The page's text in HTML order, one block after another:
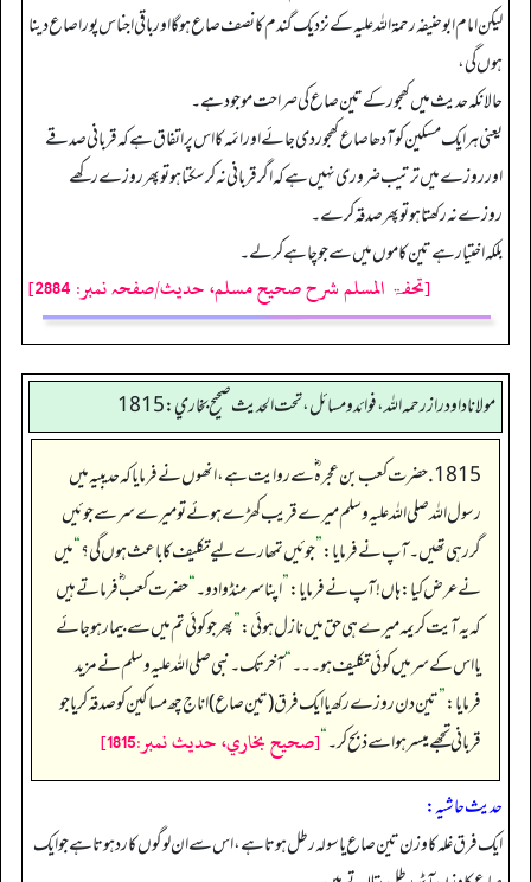
لیکن امام ابوحنیفہ رحمۃ اللہ علیہ کے نزدیک گندم کا نصف صاع ہوگا اور باقی اجناس پورا صاع دینا
ہوں گی،
حالانکہ حدیث میں کھجور کے تین صاع کی صراحت موجود ہے۔
یعنی ہر ایک مسکین کو آدھا صاع کھجور دی جائے اور ائمہ کا اس پر اتفاق ہے کہ قربانی صدقے
اورروزے میں ترتیب ضروری نہیں ہے کہ اگر قربانی نہ کرسکتا ہو تو پھر روزے رکھے
روزے نہ رکھتا ہو تو پھر صدقہ کرے۔
بلکہ اختیار ہے تین کاموں میں سے جو چاہے کرلے۔
[تحفۃ المسلم شرح صحیح مسلم، حدیث/صفحہ نمبر: 2884]
مولانا داود راز رحمه الله، فوائد و مسائل، تحت الحديث صحيح بخاري: 1815
1815. حضرت کعب بن عجرہ ؓ سے روایت ہے، انھوں نے فرمایا کہ حدیبیہ میں
رسول اللہ صلی اللہ علیہ وسلم میرے قریب کھڑے ہوئے تو میرے سر سے جوئیں
گررہی تھیں۔ آپ نے فرمایا:”جو ئیں تمھارے لیے تکلیف کا باعث ہوں گی؟“میں
نے عرض کیا: ہاں!آپ نے فرمایا:”اپنا سر منڈوادو۔“حضرت کعب ؓ فرماتے ہیں
کہ یہ آیت کریمہ میرے ہی حق میں نازل ہوئی:”پھر جو کوئی تم میں سے بیمارہو جائے
یا اس کے سر میں کوئی تکلیف ہو۔۔۔“آخر تک۔ نبی صلی اللہ علیہ وسلم نے مزید
فرمایا:”تین دن روزے رکھ یا ایک فرق (تین صاع) اناج چھ مساکین کو صدقہ کریا جو
قربانی تجھے میسر ہو اسے ذبح کر۔“[صحيح بخاري، حديث نمبر:1815]
حدیث حاشیہ:
ایک فرق غلہ کا وزن تین صاع یا سولہ رطل ہوتا ہے، اس سے ان لوگوں کا رد ہوتا ہے جو ایک